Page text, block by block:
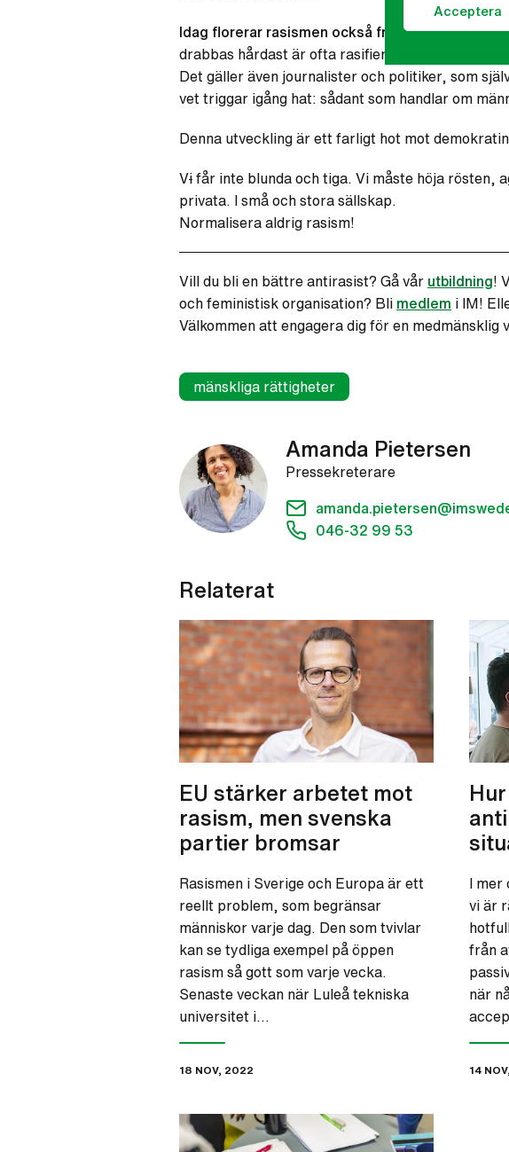
Acceptera
Idag florerar rasismen också fritt på nätet.Hot
drabbas hårdast är ofta rasifierade och kvinnor.
Det gäller även journalister och politiker, som
vet triggar igång hat: sådant som handlar om
Denna utveckling är ett farligt hot mot demokratin.
Vi får inte blunda och tiga. Vi måste höja rösten,
privata. I små och stora sällskap.
Normalisera aldrig rasism!
Vill du bli en bättre antirasist? Gå vår utbildning!
och feministisk organisation? Bli medlem i IM!
Välkommen att engagera dig för en medmänsklig
mänskliga rättigheter
Amanda Pietersen
Pressekreterare
046-32 99 53
Relaterat
EU stärker arbetet mot
rasism, men svenska
partier bromsar
Rasismen i Sverige och Europa är ett
reellt problem, som begränsar
människor varje dag. Den som tvivlar
kan se tydliga exempel på öppen
rasism så gott som varje vecka.
Senaste veckan när Luleå tekniska
universitet i…
18 NOV, 2022
I
vi är
från
när
14